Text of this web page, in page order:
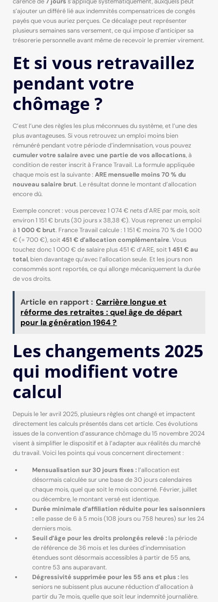
s’ajouter un différé lié aux indemnités compensatrices de congés
payés que vous auriez perçues. Ce décalage peut représenter
plusieurs semaines sans versement, ce qui impose d’anticiper sa
trésorerie personnelle avant même de recevoir le premier virement.
Et si vous retravaillez
pendant votre
chômage ?
C’est l’une des règles les plus méconnues du système, et l’une des
plus avantageuses. Si vous retrouvez un emploi moins bien
rémunéré pendant votre période d’indemnisation, vous pouvez
cumuler votre salaire avec une partie de vos allocations, à
condition de rester inscrit à France Travail. La formule appliquée
chaque mois est la suivante : ARE mensuelle moins 70 % du
nouveau salaire brut. Le résultat donne le montant d’allocation
encore dû.
Exemple concret : vous percevez 1 074 € nets d’ARE par mois, soit
environ 1 151 € bruts (30 jours x 38,38 €). Vous reprenez un emploi
à1 000 € brut. France Travail calcule : 1 151 € moins 70 % de 1 000
€ (= 700 €), soit451 € d’allocation complémentaire. Vous
touchez donc 1 000 € de salaire plus 451 € d’ARE, soit1 451 € au
total, bien davantage qu’avec l’allocation seule. Et les jours non
consommés sont reportés, ce qui allonge mécaniquement la durée
de vos droits.
Article en rapport : Carrière longue et
réforme des retraites : quel âge de départ
pour la génération 1964 ?
Les changements 2025
qui modifient votre
calcul
Depuis le 1er avril 2025, plusieurs règles ont changé et impactent
directement les calculs présentés dans cet article. Ces évolutions
issues de la convention d’assurance chômage du 15 novembre 2024
visent à simplifier le dispositif et à l’adapter aux réalités du marché
du travail. Voici les points qui vous concernent directement :
Mensualisation sur 30 jours fixes :l’allocation est
désormais calculée sur une base de 30 jours calendaires
chaque mois, quel que soit le mois concerné. Février, juillet
ou décembre, le montant versé est identique.
Durée minimale d’affiliation réduite pour les saisonniers
:elle passe de 6 à 5 mois (108 jours ou 758 heures) sur les 24
derniers mois.
Seuil d’âge pour les droits prolongés relevé :la période
de référence de 36 mois et les durées d’indemnisation
étendues sont désormais accessibles à partir de 55 ans,
contre 53 ans auparavant.
Dégressivité supprimée pour les 55 ans et plus :les
seniors ne subissent plus aucune réduction d’allocation à
partir du 7e mois, quelle que soit leur indemnité journalière.